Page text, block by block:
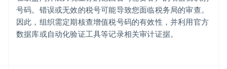
号码。错误或无效的税号可能导致您面临税务局的审查。
因此，组织需定期核查增值税号码的有效性，并利用官方
数据库或自动化验证工具等记录相关审计证据。